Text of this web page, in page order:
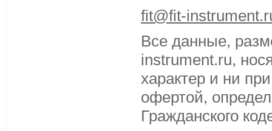
fit@fit-
Все данные,
instrument.ru,
характер и ни
офертой,
Гражданского